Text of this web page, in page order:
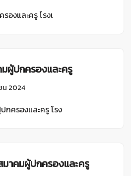
องและครู โรงเ
ผู้ปกครองและครู
น 2024
ครองและครู โรง
าคมผู้ปกครองและครู